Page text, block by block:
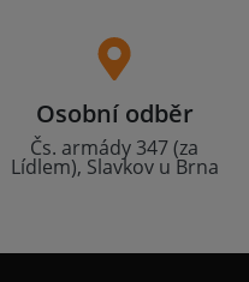
Osobní odběr
Čs. armády 347 (za
Lídlem), Slavkov u Brna